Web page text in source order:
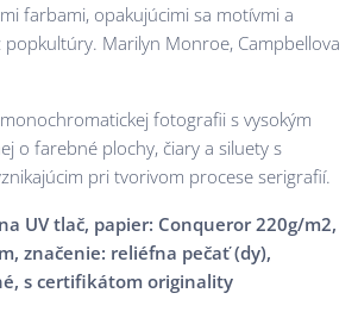
farbami, opakujúcimi sa motívmi a
popkultúry. Marilyn Monroe, Campbellova
fotografii s vysokým
o farebné plochy, čiary a siluety s
pri tvorivom procese serigrafií.
UV tlač, papier: Conqueror 220g/m2,
značenie: reliéfna pečať (dy),
s certifikátom originality